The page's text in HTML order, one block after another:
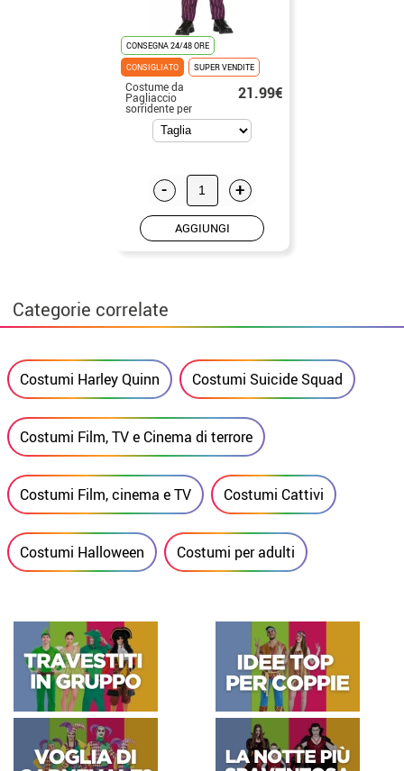
CONSEGNA 24/48 ORE
CONSIGLIATO
SUPER VENDITE
Costume da
Pagliaccio
sorridente per
bambino
21.99€
- +
AGGIUNGI
Categorie correlate
Costumi Harley Quinn Costumi Suicide Squad
Costumi Film, TV e Cinema di terrore
Costumi Film, cinema e TV Costumi Cattivi
Costumi Halloween Costumi per adulti